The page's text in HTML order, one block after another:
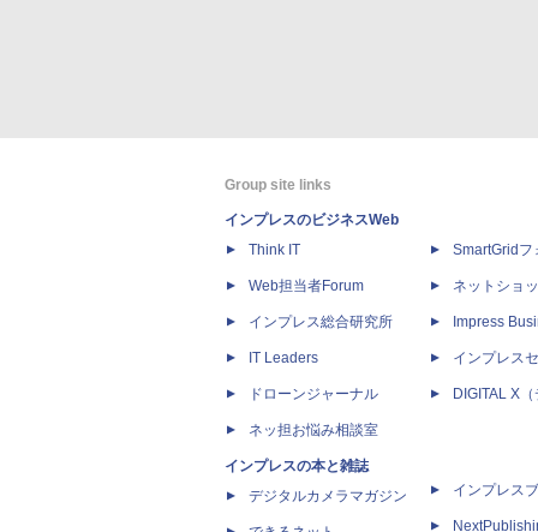
Group site links
インプレスのビジネスWeb
Think IT
Web担当者Forum
インプレス総合研究所
IT Leaders
ドローンジャーナル
ネッ担お悩み相談室
インプレスの本と雑誌
デジタルカメラマガジン
SmartGridフ
ネットショ
Impress
インプレス
DIGITAL X
インプレス